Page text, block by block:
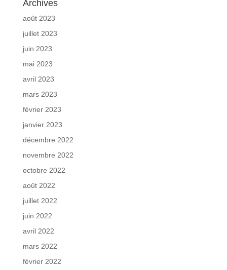
Archives
août 2023
juillet 2023
juin 2023
mai 2023
avril 2023
mars 2023
février 2023
janvier 2023
décembre 2022
novembre 2022
octobre 2022
août 2022
juillet 2022
juin 2022
avril 2022
mars 2022
février 2022